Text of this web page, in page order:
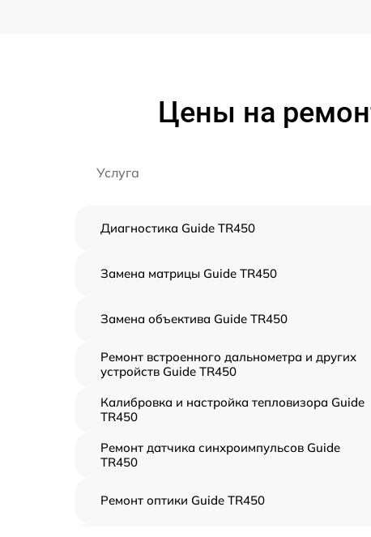
Цены на
Услуга
Диагностика Guide TR450
Замена матрицы Guide TR450
Замена объектива Guide TR450
Ремонт встроенного дальнометра и других
устройств Guide TR450
Калибровка и настройка тепловизора Guide
TR450
Ремонт датчика синхроимпульсов Guide
TR450
Ремонт оптики Guide TR450